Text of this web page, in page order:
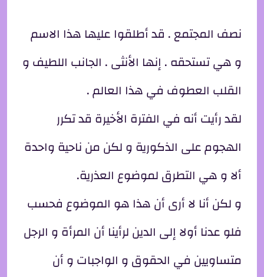
نصف المجتمع . قد أطلقوا عليها هذا الاسم
و هي تستحقه . إنها الأنثى . الجانب اللطيف و
القلب العطوف في هذا العالم .
لقد رأيت أنه في الفترة الأخيرة قد تكرر
الهجوم على الذكورية و لكن من ناحية واحدة
ألا و هي التطرق لموضوع العذرية.
و لكن أنا لا أرى أن هذا هو الموضوع فحسب
فلو عدنا أولا إلى الدين لرأينا أن المرأة و الرجل
متساويين في الحقوق و الواجبات و أن